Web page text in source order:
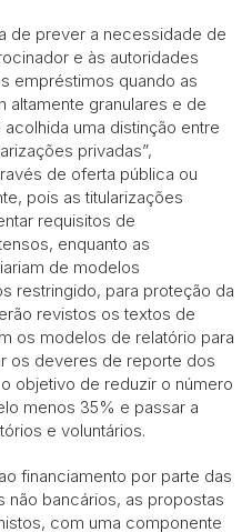
de prever a necessidade de
e às autoridades
empréstimos quando as
granulares e de
uma distinção entre
privadas”,
de oferta pública ou
pois as titularizações
requisitos de
enquanto as
de modelos
restringido, para proteção da
revistos os textos de
os modelos de relatório para
os deveres de reporte dos
objetivo de reduzir o número
menos 35% e passar a
e voluntários.
financiamento por parte das
não bancários, as propostas
com uma componente